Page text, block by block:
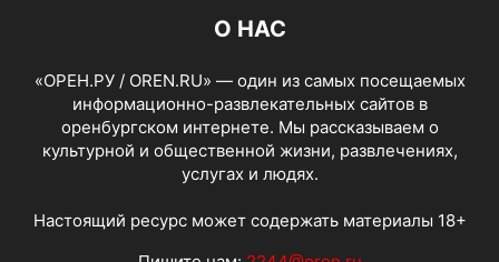
О НАС
«ОРЕН.РУ / OREN.RU» — один из самых посещаемых
информационно-развлекательных сайтов в
оренбургском интернете. Мы рассказываем о
культурной и общественной жизни, развлечениях,
услугах и людях.
Настоящий ресурс может содержать материалы 18+